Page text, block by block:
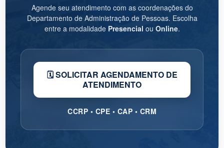
Agende seu atendimento com as coordenações do
Departamento de Administração de Pessoas. Escolha
entre a modalidade Presencial ou Online.
🗓️ SOLICITAR AGENDAMENTO DE
ATENDIMENTO
CCRP • CPE • CAP • CRM